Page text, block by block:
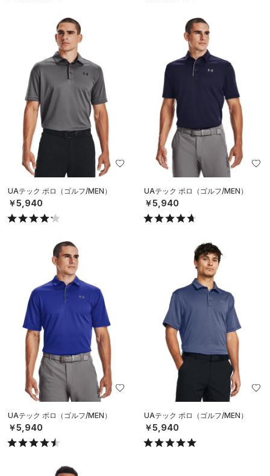
UAテック ポロ（ゴルフ/MEN）
￥5,940
UAテック ポロ（ゴルフ/MEN）
￥5,940
UAテック ポロ（ゴルフ/MEN）
￥5,940
UAテック ポロ（ゴルフ/MEN）
￥5,940